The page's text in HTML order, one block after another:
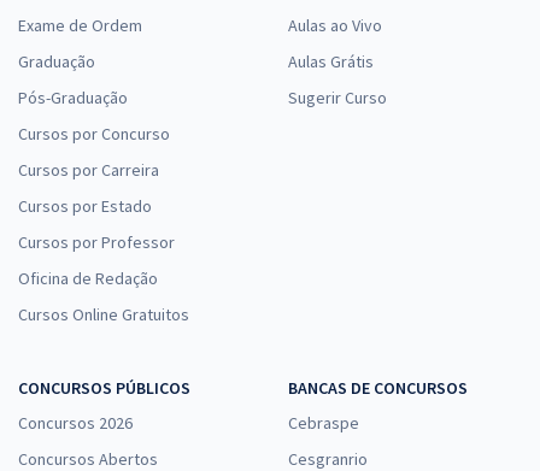
Exame de Ordem
Graduação
Pós-Graduação
Cursos por Concurso
Cursos por Carreira
Cursos por Estado
Cursos por Professor
Oficina de Redação
Cursos Online Gratuitos
Aulas ao Vivo
Aulas Grátis
Sugerir Curso
CONCURSOS PÚBLICOS
Concursos 2026
Concursos Abertos
BANCAS DE CONCURSOS
Cebraspe
Cesgranrio